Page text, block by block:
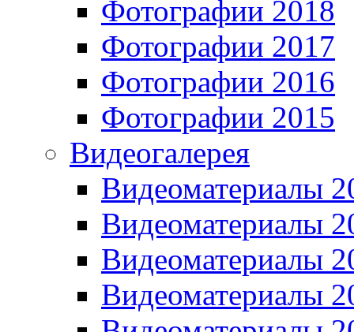
Фотографии 2018
Фотографии 2017
Фотографии 2016
Фотографии 2015
Видеогалерея
Видеоматериалы
Видеоматериалы
Видеоматериалы
Видеоматериалы